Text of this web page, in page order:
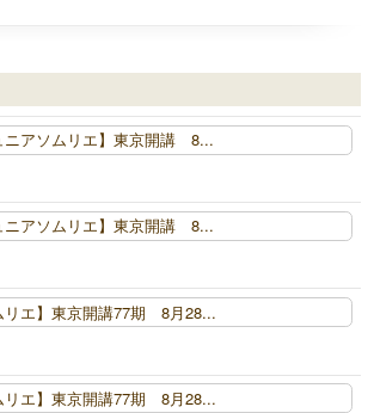
ニアソムリエ】東京開講 8...
ニアソムリエ】東京開講 8...
リエ】東京開講77期 8月28...
リエ】東京開講77期 8月28...